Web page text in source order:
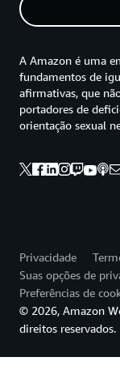
A Amazon é uma
fundamentos de
afirmativas, que
portadores de
orientação sexual
Privacidade
Suas opções de
Preferências de
© 2026, Amazon
direitos reservados.